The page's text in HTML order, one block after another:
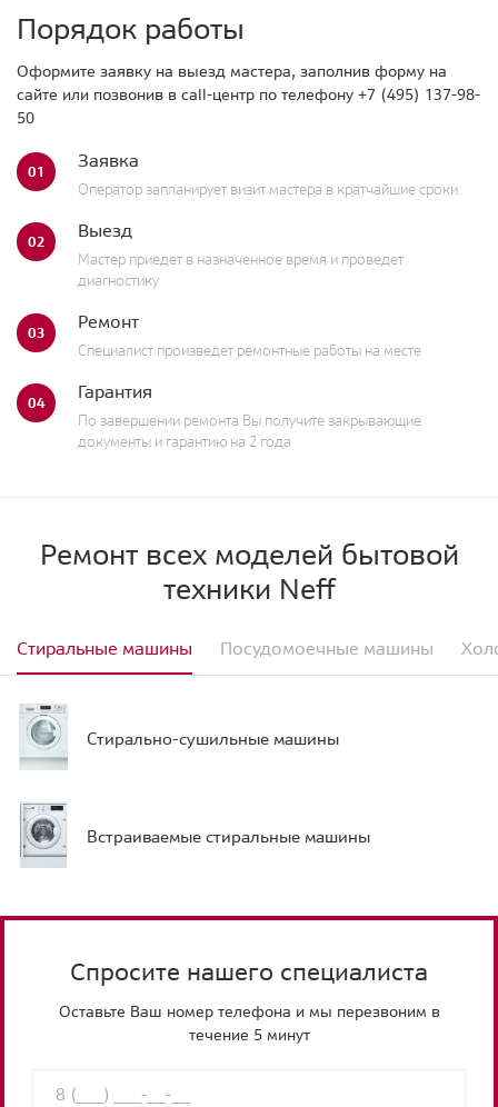
Порядок работы
Оформите заявку на выезд мастера, заполнив форму на
сайте или позвонив в call-центр по телефону +7 (495) 137-98-
50
01 Заявка
Оператор запланирует визит мастера в кратчайшие сроки.
02 Выезд
Мастер приедет в назначенное время и проведет
диагностику
03 Ремонт
Специалист произведет ремонтные работы на месте
04 Гарантия
По завершении ремонта Вы получите закрывающие
документы и гарантию на 2 года
Ремонт всех моделей бытовой
техники Neff
Стиральные машины Посудомоечные машины
Стирально-сушильные машины
Встраиваемые стиральные машины
Спросите нашего специалиста
Оставьте Ваш номер телефона и мы перезвоним в
течение 5 минут